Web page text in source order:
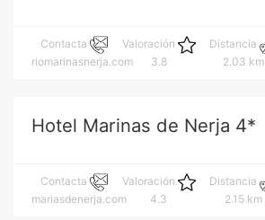
Contacta
riomarinasnerja.com
Valoración
3.8
Distancia
2.03 km
Hotel Marinas de Nerja 4*
Contacta
mariasdenerja.com
Valoración
4.3
Distancia
2.15 km